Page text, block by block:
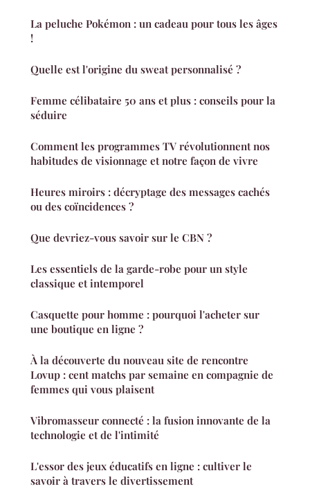
La peluche Pokémon : un cadeau pour tous les âges
!
Quelle est l'origine du sweat personnalisé ?
Femme célibataire 50 ans et plus : conseils pour la
séduire
Comment les programmes TV révolutionnent nos
habitudes de visionnage et notre façon de vivre
Heures miroirs : décryptage des messages cachés
ou des coïncidences ?
Que devriez-vous savoir sur le CBN ?
Les essentiels de la garde-robe pour un style
classique et intemporel
Casquette pour homme : pourquoi l'acheter sur
une boutique en ligne ?
À la découverte du nouveau site de rencontre
Lovup : cent matchs par semaine en compagnie de
femmes qui vous plaisent
Vibromasseur connecté : la fusion innovante de la
technologie et de l'intimité
L'essor des jeux éducatifs en ligne : cultiver le
savoir à travers le divertissement